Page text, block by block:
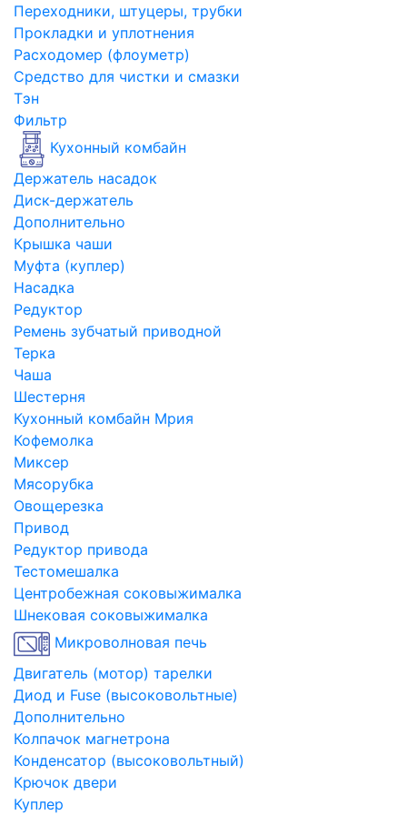
Переходники, штуцеры, трубки
Прокладки и уплотнения
Расходомер (флоуметр)
Средство для чистки и смазки
Тэн
Фильтр
Кухонный комбайн
Держатель насадок
Диск-держатель
Дополнительно
Крышка чаши
Муфта (куплер)
Насадка
Редуктор
Ремень зубчатый приводной
Терка
Чаша
Шестерня
Кухонный комбайн Мрия
Кофемолка
Миксер
Мясорубка
Овощерезка
Привод
Редуктор привода
Тестомешалка
Центробежная соковыжималка
Шнековая соковыжималка
Микроволновая печь
Двигатель (мотор) тарелки
Диод и Fuse (высоковольтные)
Дополнительно
Колпачок магнетрона
Конденсатор (высоковольтный)
Крючок двери
Куплер